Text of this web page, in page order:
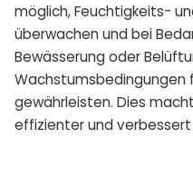
möglich, Feuchtigkeits-
überwachen und bei
Bewässerung oder
Wachstumsbedingungen
gewährleisten. Dies
effizienter und